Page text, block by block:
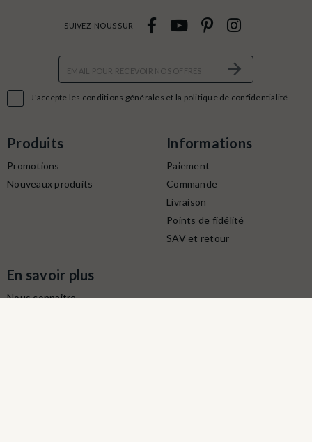
J'accepte les conditions générales et la politique de confidentialité
SUIVEZ-NOUS SUR
Produits
Promotions
Nouveaux produits
Informations
Paiement
Commande
Livraison
Points de fidélité
SAV et retour
En savoir plus
Nous connaitre